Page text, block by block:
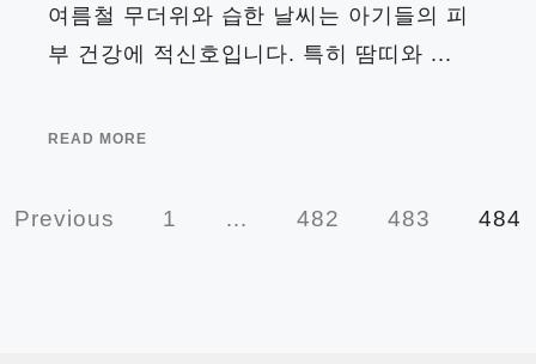
여름철 무더위와 습한 날씨는 아기들의 피
부 건강에 적신호입니다. 특히 땀띠와 ...
READ MORE
Previous 1 … 482 483 484